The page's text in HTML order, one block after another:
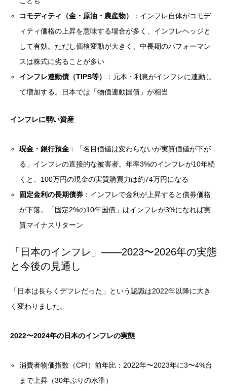
コモディティ（金・原油・農産物）
：インフレ自体がコモデ
ィティ価格の上昇を意味する場合が多く、インフレヘッジと
して有効。ただし価格変動が大きく、中長期のパフォーマン
スは株式に劣ることが多い
インフレ連動債（TIPS等）
：元本・利息がインフレに連動し
て増加する。日本では「物価連動国債」が相当
インフレに弱い資産
現金・銀行預金 ：「名目価値は変わらないが実質価値が下が
る」インフレの直接的な被害者。年率3%のインフレが10年続
くと、100万円の現金の実質購買力は約74万円になる
固定金利の長期債券 ：インフレで金利が上昇すると債券価格
が下落。「固定2%の10年国債」はインフレが3%になれば実
質マイナスリターン
「日本のインフレ」——2023〜2026年の実態
と今後の見通し
「日本は長らくデフレだった」という認識は2022年以降に大き
く変わりました。
2022〜2024年の日本のインフレの実態
消費者物価指数（CPI）前年比：2022年〜2023年に3〜4%台
まで上昇（30年ぶりの水準）